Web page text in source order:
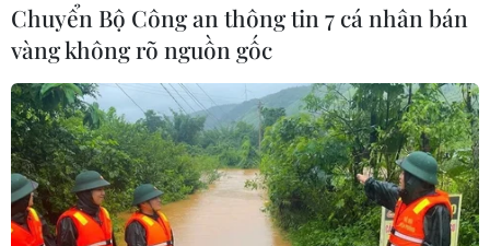
Thái Lan tăng cường quản lý sầu
riêng cuối vụ nhằm giảm áp lực dư
cung
09/08/2026 00:58
Thông cáo đặc biệt của Ban Chấp
hành Trung ương Đảng Nhân dân
Chuyển Bộ Công an thông tin 7 cá nhân bán
vàng không rõ nguồn gốc